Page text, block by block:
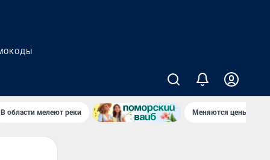
В области мелеют реки Меняются цены в